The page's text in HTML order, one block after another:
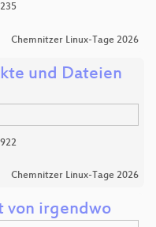
235
Chemnitzer Linux-Tage 2026
und Dateien
922
Chemnitzer Linux-Tage 2026
von irgendwo